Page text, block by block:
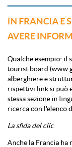
IN FRANCIA E
AVERE
Qualche esempio: il
tourist board
alberghiere e
rispettivi link si può
stessa sezione in
ricerca con l'elenco
La sfida del clic
Anche la Francia